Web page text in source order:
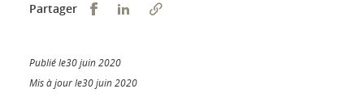
Partager Partager sur Facebook
Partager sur LinkedIn
Publié le30 juin 2020
Mis à jour le30 juin 2020